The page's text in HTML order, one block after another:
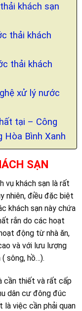
khách sạn
thải khách
thải khách
xử lý nước
tại – Công
Bình Xanh
SẠN
vụ khách sạn là rất
nhiên, điều đặc biệt
khách sạn này chứa
rắn do các hoạt
động từ nhà ăn,
và với lưu lượng
sông, hồ…).
cần thiết và rất cấp
dân cư đông đúc
là việc cần phải quan